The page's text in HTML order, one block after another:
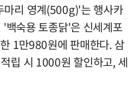
마리 영계(500g)'는 행사카
숙용 토종닭'은 신세계포
1만980원에 판매한다. 삼
립 시 1000원 할인하고, 세